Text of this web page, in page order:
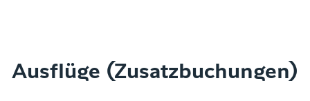
Ausflüge (Zusatzbuchungen)